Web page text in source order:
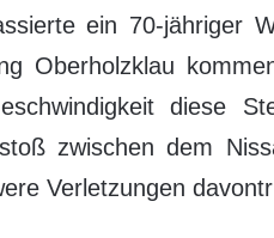
ein 70-jähriger
Oberholzklau
diese
zwischen dem
Verletzungen